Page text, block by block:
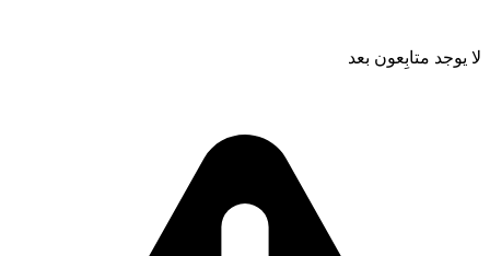
لا يوجد متابِعون بعد